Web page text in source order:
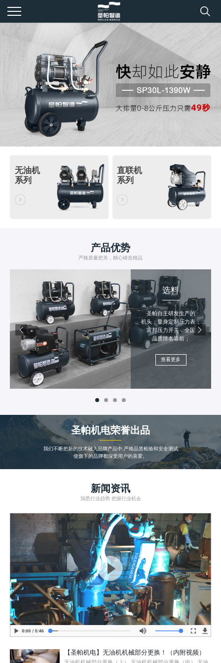
无油机
系列
直联机
系列
产品优势
严格质量把关，精心铸造精品
选料
圣帕自主研发生产的
机头；量身定制压力表；
富邦压力开关，全国
品质排名靠前；
查看更多
圣帕机电荣誉出品
我们不断把新的技术融入品牌产品中,严格品质检验和安全测试
使旗下的品牌都深受用户的喜爱。
新闻资讯
洞悉行业趋势 把握行业机会
【圣帕机电】无油机机械部分更换！（内附视频）